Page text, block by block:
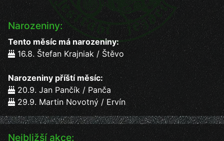
Narozeniny:
Tento měsíc má narozeniny:
16.8. Štefan Krajniak / Štěvo
Narozeniny příští měsíc:
20.9. Jan Pančík / Panča
29.9. Martin Novotný / Ervín
Nejbližší akce: